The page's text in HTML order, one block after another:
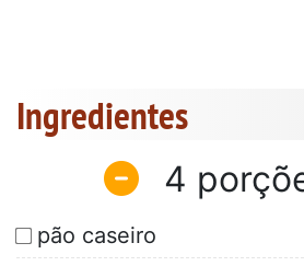
Ingredientes
4
pão caseiro